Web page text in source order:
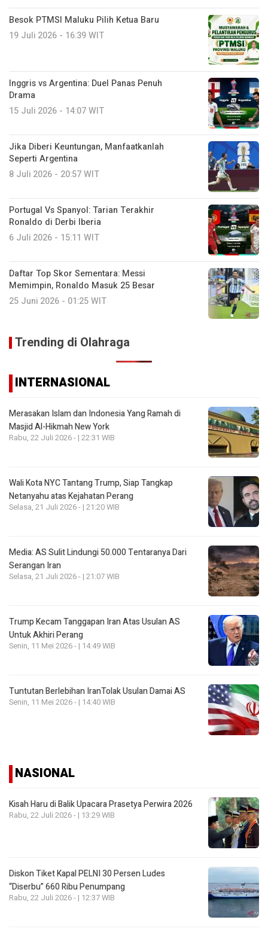
Besok PTMSI Maluku Pilih Ketua Baru
19 Juli 2026 - 16:39 WIT
Inggris vs Argentina: Duel Panas Penuh
Drama
15 Juli 2026 - 14:07 WIT
Jika Diberi Keuntungan, Manfaatkanlah
Seperti Argentina
8 Juli 2026 - 20:57 WIT
Portugal Vs Spanyol: Tarian Terakhir
Ronaldo di Derbi Iberia
6 Juli 2026 - 15:11 WIT
Daftar Top Skor Sementara: Messi
Memimpin, Ronaldo Masuk 25 Besar
25 Juni 2026 - 01:25 WIT
Trending di Olahraga
INTERNASIONAL
Merasakan Islam dan Indonesia Yang Ramah di
Masjid Al-Hikmah New York
Rabu, 22 Juli 2026 - | 22:31 WIB
Wali Kota NYC Tantang Trump, Siap Tangkap
Netanyahu atas Kejahatan Perang
Selasa, 21 Juli 2026 - | 21:20 WIB
Media: AS Sulit Lindungi 50.000 Tentaranya Dari
Serangan Iran
Selasa, 21 Juli 2026 - | 21:07 WIB
Trump Kecam Tanggapan Iran Atas Usulan AS
Untuk Akhiri Perang
Senin, 11 Mei 2026 - | 14:49 WIB
Tuntutan Berlebihan IranTolak Usulan Damai AS
Senin, 11 Mei 2026 - | 14:40 WIB
NASIONAL
Kisah Haru di Balik Upacara Prasetya Perwira 2026
Rabu, 22 Juli 2026 - | 13:29 WIB
Diskon Tiket Kapal PELNI 30 Persen Ludes
“Diserbu” 660 Ribu Penumpang
Rabu, 22 Juli 2026 - | 12:37 WIB